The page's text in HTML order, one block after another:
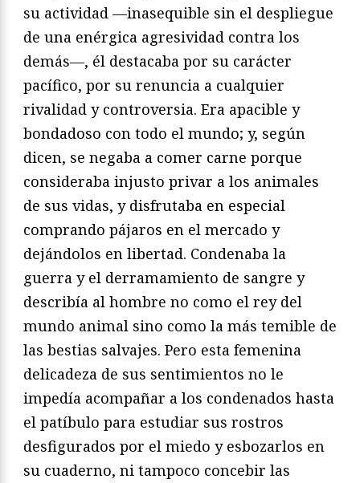
su actividad —inasequible sin el despliegue
de una enérgica agresividad contra los
demás—, él destacaba por su carácter
pacífico, por su renuncia a cualquier
rivalidad y controversia. Era apacible y
bondadoso con todo el mundo; y, según
dicen, se negaba a comer carne porque
consideraba injusto privar a los animales
de sus vidas, y disfrutaba en especial
comprando pájaros en el mercado y
dejándolos en libertad. Condenaba la
guerra y el derramamiento de sangre y
describía al hombre no como el rey del
mundo animal sino como la más temible de
las bestias salvajes. Pero esta femenina
delicadeza de sus sentimientos no le
impedía acompañar a los condenados hasta
el patíbulo para estudiar sus rostros
desfigurados por el miedo y esbozarlos en
su cuaderno, ni tampoco concebir las